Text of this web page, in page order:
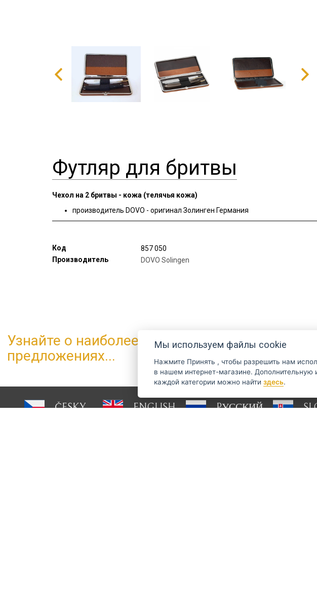
Футляр для бритвы
Чехол на 2 бритвы - кожа (телячья кожа)
производитель DOVO - оригинал Золинген Германия
Код
857 050
Производитель
DOVO Solingen
Узнайте о наиболее интересных
предложениях...
ČESKY ENGLISH PУССКИЙ
Мы используем файлы cookie
Нажмите Принять , чтобы разрешить нам
в нашем интернет-магазине. Дополнительную информацию по
каждой категории можно найти здесь.